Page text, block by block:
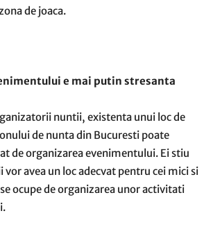
de joaca.
e mai putin stresanta
nuntii, existenta unui loc de
de nunta din Bucuresti poate
de organizarea evenimentului. Ei stiu
vor avea un loc adecvat pentru cei mici si
ocupe de organizarea unor activitati